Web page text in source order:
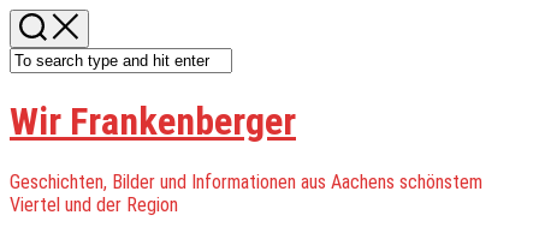
Skip
to
content
Wir Frankenberger
Geschichten, Bilder und Informationen aus Aachens schönstem
Viertel und der Region